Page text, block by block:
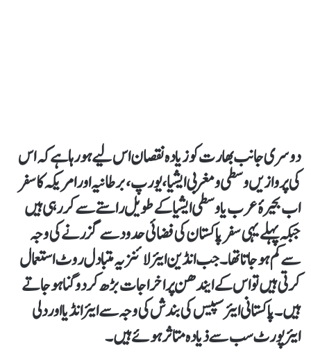
دوسری جانب بھارت کو زیادہ نقصان اس لیے ہو رہا ہے کہ اس
کی پروازیں وسطی و مغربی ایشیا، یورپ، برطانیہ اور امریکہ کا سفر
اب بحیرۂ عرب یا وسطی ایشیا کے طویل راستے سے کر رہی ہیں
جبکہ پہلے یہی سفر پاکستان کی فضائی حدود سے گزرنے کی وجہ
سے کم ہو جاتا تھا۔ جب انڈین ایئرلائنز یہ متبادل روٹ استعمال
کرتی ہیں تو اس کے ایندھن پر اخراجات بڑھ کر دوگنا ہو جاتے
ہیں۔ پاکستانی ایئر سپیس کی بندش کی وجہ سے ایئر انڈیا اور دلی
ایئرپورٹ سب سے ذیادہ متاثر ہوئے ہیں۔